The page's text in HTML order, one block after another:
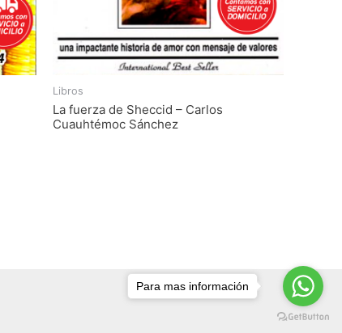
Libros
La fuerza de Sheccid – Carlos
Cuauhtémoc Sánchez
Para mas información